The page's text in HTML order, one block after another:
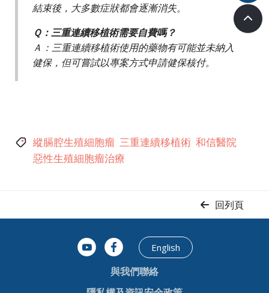
結束後，大多數症狀都會逐漸消失。
Ｑ：三重連續移植術需要自費嗎？
Ａ：三重連續移植術使用的藥物有可能並未納入
健保，但可嘗試以專案方式申請健保核付。
縱膈腔生殖細胞瘤 三重連續移植術 和信醫院
惡性生殖細胞瘤治療
回列頁
English
與我們聯絡